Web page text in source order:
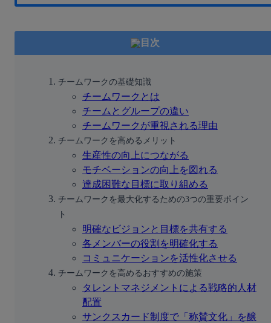
目次
チームワークの基礎知識
チームワークとは
チームとグループの違い
チームワークが重視される理由
チームワークを高めるメリット
生産性の向上につながる
モチベーションの向上を図れる
達成困難な目標に取り組める
チームワークを最大化するための3つの重要ポイン
ト
明確なビジョンと目標を共有する
各メンバーの役割を明確化する
コミュニケーションを活性化させる
チームワークを高めるおすすめの施策
タレントマネジメントによる戦略的人材
配置
サンクスカード制度で「称賛文化」を醸